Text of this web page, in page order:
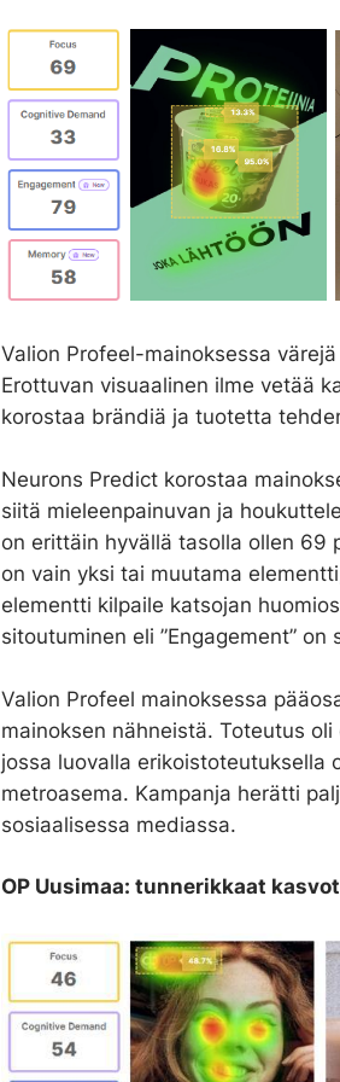
Valion Profeel-mainoksessa
Erottuvan visuaalinen ilme vetää
korostaa brändiä ja tuotetta
Neurons Predict korostaa
siitä mieleenpainuvan ja
on erittäin hyvällä tasolla ollen 69
on vain yksi tai muutama
elementti kilpaile katsojan
sitoutuminen eli ”Engagement”
Valion Profeel mainoksessa
mainoksen nähneistä. Toteutus
jossa luovalla erikoistoteutuksella
metroasema. Kampanja herätti
sosiaalisessa mediassa.
OP Uusimaa: tunnerikkaat